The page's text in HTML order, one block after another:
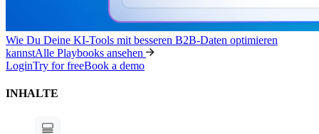
Wie Du Deine KI-Tools mit besseren B2B-Daten optimieren
kannstAlle Playbooks ansehen
LoginTry for freeBook a demo
INHALTE